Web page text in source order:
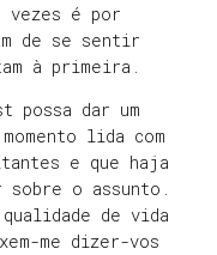
vezes é por
de se sentir
à primeira.
possa dar um
lida com
e que haja
sobre o assunto.
de vida
me dizer-vos